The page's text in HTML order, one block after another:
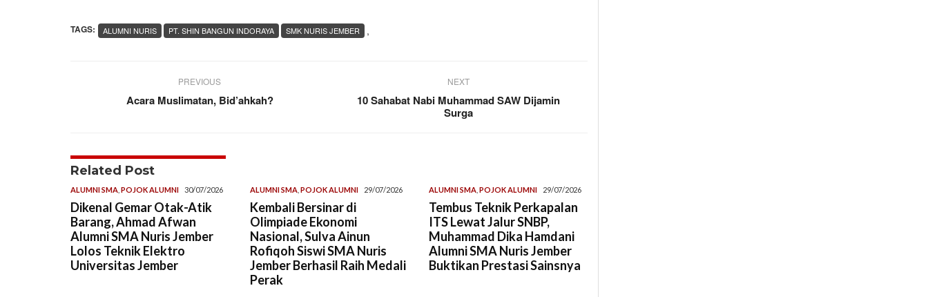
TAGS: ,
ALUMNI NURIS PT. SHIN BANGUN INDORAYA SMK NURIS JEMBER
PREVIOUS
Acara Muslimatan, Bid’ahkah?
NEXT
10 Sahabat Nabi Muhammad SAW Dijamin
Surga
Related Post
ALUMNI SMA POJOK ALUMNI 30/07/2026
Dikenal Gemar Otak-Atik
Barang, Ahmad Afwan
Alumni SMA Nuris Jember
Lolos Teknik Elektro
Universitas Jember
ALUMNI SMA, POJOK ALUMNI 29/07/2026
Kembali Bersinar di
Olimpiade Ekonomi
Nasional, Sulva Ainun
Rofiqoh Siswi SMA Nuris
Jember Berhasil Raih Medali
Perak
ALUMNI SMA ,POJOK ALUMNI 29/07/2026
Tembus Teknik Perkapalan
ITS Lewat Jalur SNBP,
Muhammad Dika Hamdani
Alumni SMA Nuris Jember
Buktikan Prestasi Sainsnya